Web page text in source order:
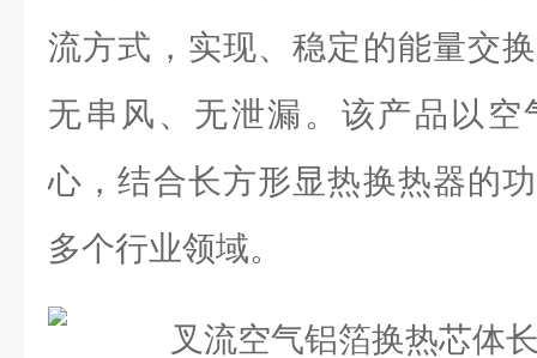
流方式，实现、稳定的能量交
无串风、无泄漏。该产品以
心，结合长方形显热换热器的
多个行业领域。